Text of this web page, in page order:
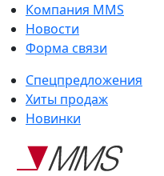
Компания MMS
Новости
Форма связи
Спецпредложения
Хиты продаж
Новинки